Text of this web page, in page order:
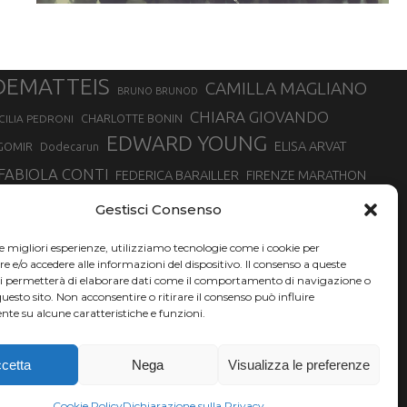
Gestisci Consenso
migliori esperienze, utilizziamo tecnologie come i cookie per
e/o accedere alle informazioni del dispositivo. Il consenso a queste
permetterà di elaborare dati come il comportamento di navigazione o
sito. Non acconsentire o ritirare il consenso può influire
su alcune caratteristiche e funzioni.
Nega Visualizza le preferenze
BRUNO BRUNOD CAMILLA MAGLIANO
PEDRONI CHARLOTTE BONIN CHIARA GIOVANDO
Dodecarun EDWARD YOUNG ELISA ARVAT
FABIOLA CONTI FEDERICA BARAILLER FIRENZE MARATHON
GIOVANNA EPIS GIULIANO CAVALLO
DI TORINO MARATONINA MARCELLA BELLETTI MARCO OLMO
MONVISO VERTICAL RACE NADIA BATTOCLETTI
BONALDI SILVIA RAMPAZZO
CHEVRIER YEMAN CRIPPA